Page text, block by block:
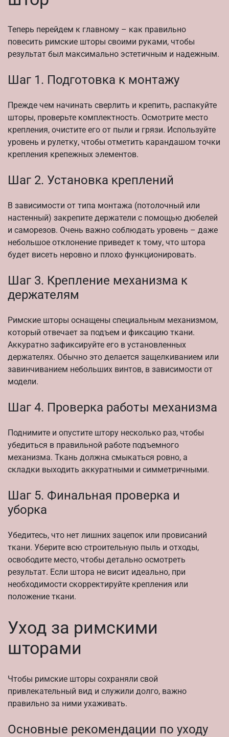
Теперь перейдем к главному – как правильно
повесить римские шторы своими руками, чтобы
результат был максимально эстетичным и надежным.
Шаг 1. Подготовка к монтажу
Прежде чем начинать сверлить и крепить, распакуйте
шторы, проверьте комплектность. Осмотрите место
крепления, очистите его от пыли и грязи. Используйте
уровень и рулетку, чтобы отметить карандашом точки
крепления крепежных элементов.
Шаг 2. Установка креплений
В зависимости от типа монтажа (потолочный или
настенный) закрепите держатели с помощью дюбелей
и саморезов. Очень важно соблюдать уровень – даже
небольшое отклонение приведет к тому, что штора
будет висеть неровно и плохо функционировать.
Шаг 3. Крепление механизма к
держателям
Римские шторы оснащены специальным механизмом,
который отвечает за подъем и фиксацию ткани.
Аккуратно зафиксируйте его в установленных
держателях. Обычно это делается защелкиванием или
завинчиванием небольших винтов, в зависимости от
модели.
Шаг 4. Проверка работы механизма
Поднимите и опустите штору несколько раз, чтобы
убедиться в правильной работе подъемного
механизма. Ткань должна смыкаться ровно, а
складки выходить аккуратными и симметричными.
Шаг 5. Финальная проверка и
уборка
Убедитесь, что нет лишних зацепок или провисаний
ткани. Уберите всю строительную пыль и отходы,
освободите место, чтобы детально осмотреть
результат. Если штора не висит идеально, при
необходимости скорректируйте крепления или
положение ткани.
Уход за римскими
шторами
Чтобы римские шторы сохраняли свой
привлекательный вид и служили долго, важно
правильно за ними ухаживать.
Основные рекомендации по уходу